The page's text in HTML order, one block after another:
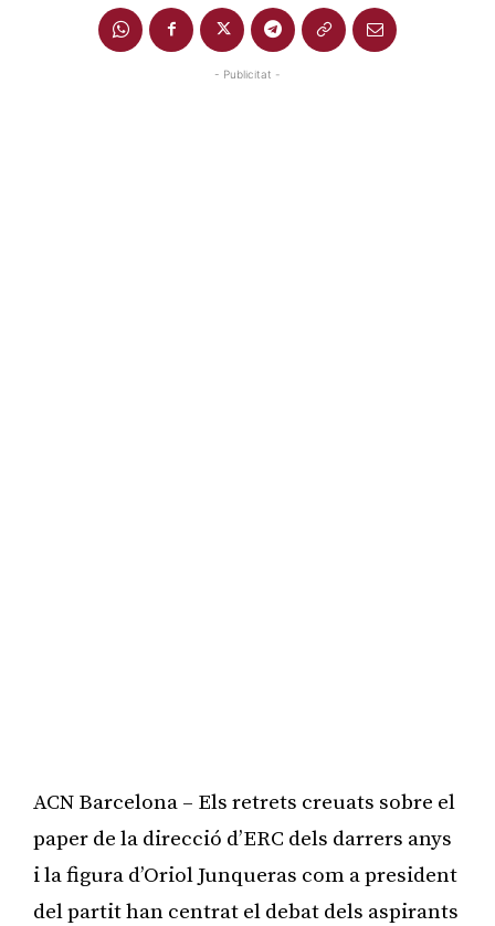
- Publicitat -
ACN Barcelona – Els retrets creuats sobre el
paper de la direcció d’ERC dels darrers anys
i la figura d’Oriol Junqueras com a president
del partit han centrat el debat dels aspirants